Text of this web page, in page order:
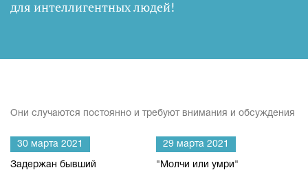
для интеллигентных людей!
Они случаются постоянно и требуют внимания и обсуждения
30 марта 2021
Задержан бывший
29 марта 2021
"Молчи или умри"